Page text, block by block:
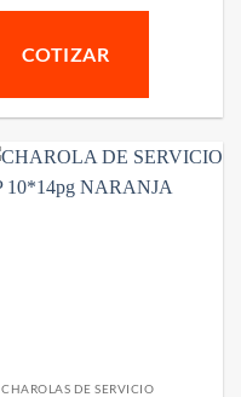
COTIZAR
CHAROLAS DE SERVICIO